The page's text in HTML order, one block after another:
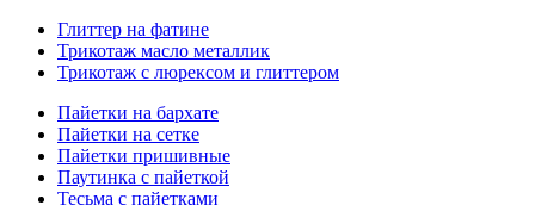
Глиттер на фатине
Трикотаж масло металлик
Трикотаж с люрексом и глиттером
Пайетки на бархате
Пайетки на сетке
Пайетки пришивные
Паутинка с пайеткой
Тесьма с пайетками